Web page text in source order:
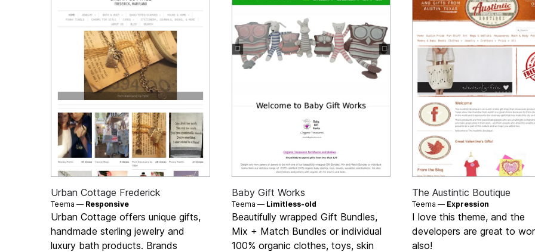
Urban Cottage Frederick
Teema — Responsive
Urban Cottage offers unique gifts,
handmade sterling jewelry and
luxury bath products. Brands
Baby Gift Works
Teema — Limitless-old
Beautifully wrapped Gift Bundles,
Mix + Match Bundles or individual
100% organic clothes, toys, skin
The Austintic Boutique
Teema — Expression
I love this theme, and the
developers are great to
also!